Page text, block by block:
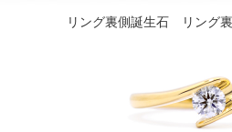
リング裏側誕生石 リング